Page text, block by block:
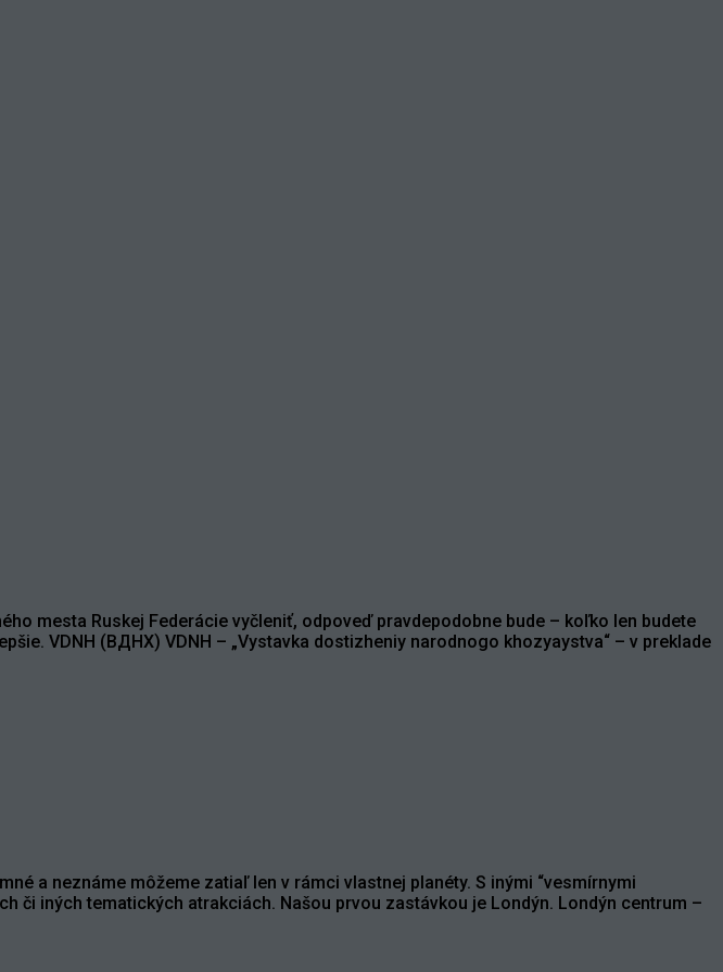
mesta Ruskej Federácie vyčleniť, odpoveď pravdepodobne bude – koľko len budete
VDNH (ВДНХ) VDNH – „Vystavka dostizheniy narodnogo khozyaystva“ – v preklade
a neznáme môžeme zatiaľ len v rámci vlastnej planéty. S inými “vesmírnymi
či iných tematických atrakciách. Našou prvou zastávkou je Londýn. Londýn centrum –